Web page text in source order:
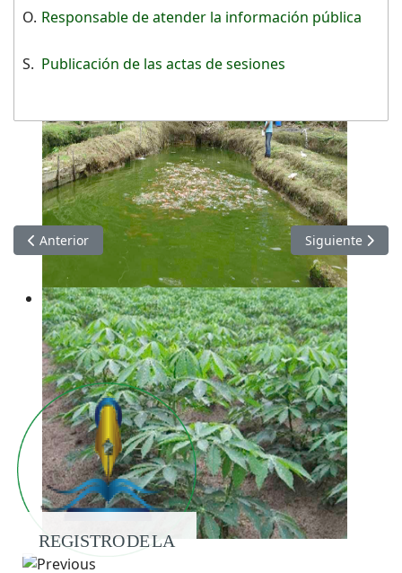
O. Responsable de atender la información pública
S. Publicación de las actas de sesiones
Artículo anterior: Información de NOVIEMBRE 2022
Anterior Artículo
Siguiente
REGISTRO DE LA
PROPIEDAD